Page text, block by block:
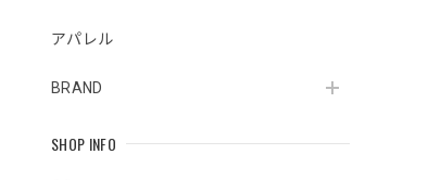
アパレル
BRAND
SHOP INFO